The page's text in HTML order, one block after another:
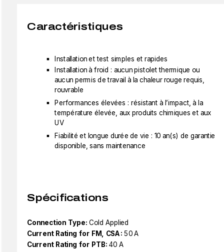
Caractéristiques
Installation et test simples et rapides
Installation à froid : aucun pistolet thermique ou
aucun permis de travail à la chaleur rouge requis,
rouvrable
Performances élevées : résistant à l’impact, à la
température élevée, aux produits chimiques et aux
UV
Fiabilité et longue durée de vie : 10 an(s) de garantie
disponible, sans maintenance
Spécifications
Connection Type: Cold Applied
Current Rating for FM, CSA: 50 A
Current Rating for PTB: 40 A